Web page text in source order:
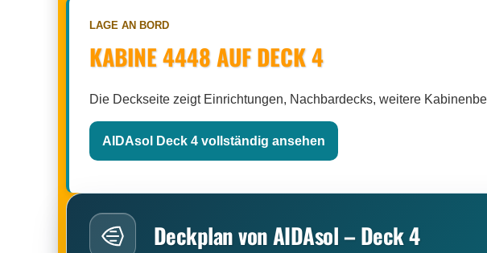
LAGE AN BORD
KABINE 4448 AUF DECK 4
Die Deckseite zeigt Einrichtungen, Nachbardecks, weitere
AIDAsol Deck 4 vollständig ansehen
Deckplan von AIDAsol – Deck 4